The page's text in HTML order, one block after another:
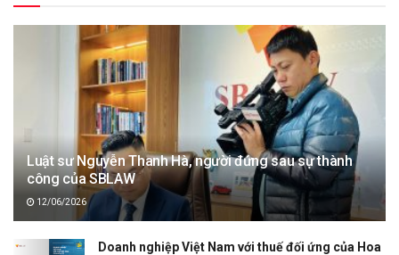
Luật sư Nguyễn Thanh Hà, người đứng sau sự thành
công của SBLAW
12/06/2026
Doanh nghiệp Việt Nam với thuế đối ứng của Hoa